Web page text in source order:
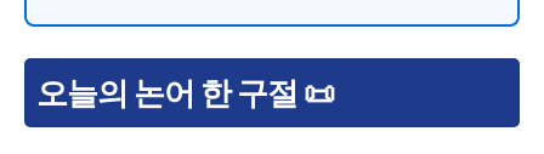
오늘의 논어 한 구절 📜